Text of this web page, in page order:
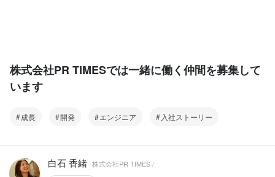
株式会社PR TIMESでは一緒に働く仲間を募集して
います
成長 開発 エンジニア 入社ストーリー
白石 香緒 株式会社PR TIMES /